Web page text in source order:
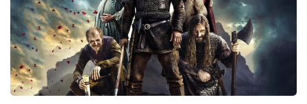
Hry
Cool Esport
Pořady